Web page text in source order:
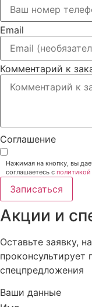
Email
Комментарий к
Соглашение
Нажимая на кнопку, вы
соглашаетесь c
Записаться
Акции и
Оставьте заявку,
спецпредложения
Ваши данные